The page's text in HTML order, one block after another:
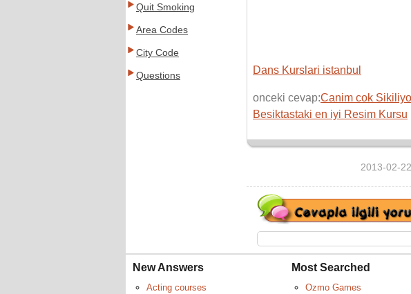
Dans Kurslari istanbul
onceki cevap:Canim cok
Besiktastaki en iyi Resim Kursu
2013-02-
Quit Smoking
Area Codes
City Code
Questions
New Answers
Acting courses
Most Searched
Ozmo Games